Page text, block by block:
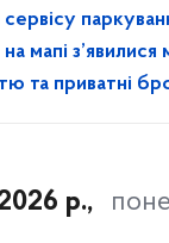
мапі з’явилися
та приватні
р.,